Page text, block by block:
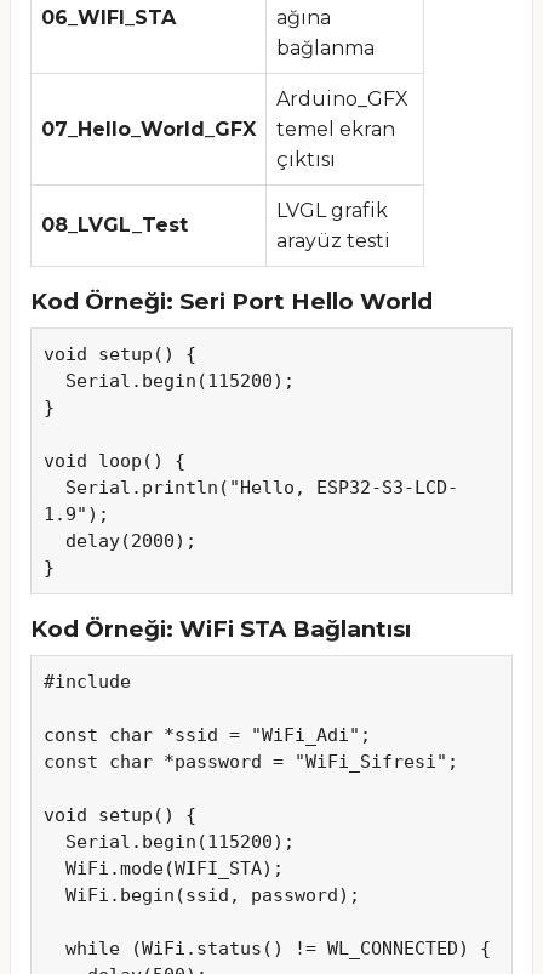
06_WIFI_STA
ağına
bağlanma
07_Hello_World_GFX
Arduino_GFX
temel ekran
çıktısı
08_LVGL_Test
LVGL grafik
arayüz testi
Kod Örneği: Seri Port Hello World
void setup() {
}
void loop() {
1.9");
}
Kod Örneği: WiFi STA Bağlantısı
#include
const char *ssid = "WiFi_Adi";
const char *password = "WiFi_Sifresi";
void setup() {